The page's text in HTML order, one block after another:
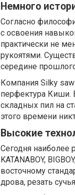
Немного
Согласно
с освоения
практически не
рукоятями.
середине
Компания Silky
перфектура Киши.
складных пил на
этого времени
Высокие
Сегодня наиболее
KATANABOY,
восточному
дрова, резать